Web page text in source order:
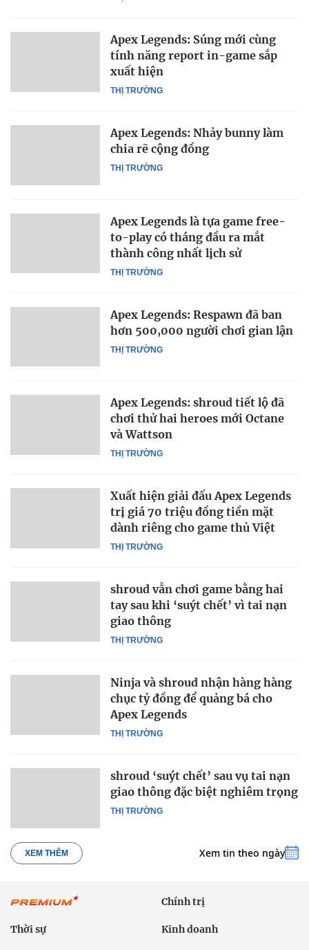
THỊ TRƯỜNG
Apex Legends: Súng mới cùng
tính năng report in-game sắp
xuất hiện
THỊ TRƯỜNG
Apex Legends: Nhảy bunny làm
chia rẽ cộng đồng
THỊ TRƯỜNG
Apex Legends là tựa game free-
to-play có tháng đầu ra mắt
thành công nhất lịch sử
THỊ TRƯỜNG
Apex Legends: Respawn đã ban
hơn 500,000 người chơi gian lận
THỊ TRƯỜNG
Apex Legends: shroud tiết lộ đã
chơi thử hai heroes mới Octane
và Wattson
THỊ TRƯỜNG
Xuất hiện giải đấu Apex Legends
trị giá 70 triệu đồng tiền mặt
dành riêng cho game thủ Việt
THỊ TRƯỜNG
shroud vẫn chơi game bằng hai
tay sau khi ‘suýt chết’ vì tai nạn
giao thông
THỊ TRƯỜNG
Ninja và shroud nhận hàng hàng
chục tỷ đồng để quảng bá cho
Apex Legends
THỊ TRƯỜNG
shroud ‘suýt chết’ sau vụ tai nạn
giao thông đặc biệt nghiêm trọng
XEM THÊM Xem tin theo ngày
Chính trị
Thời sự Kinh doanh